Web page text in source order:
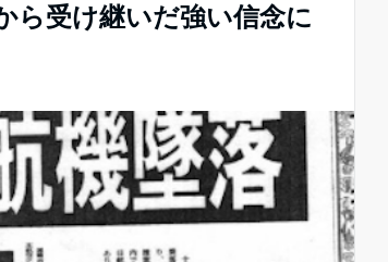
ら受け継いだ強い信念に